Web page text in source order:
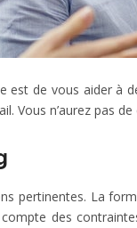
de vous aider à
n’aurez pas
pertinentes. La
des